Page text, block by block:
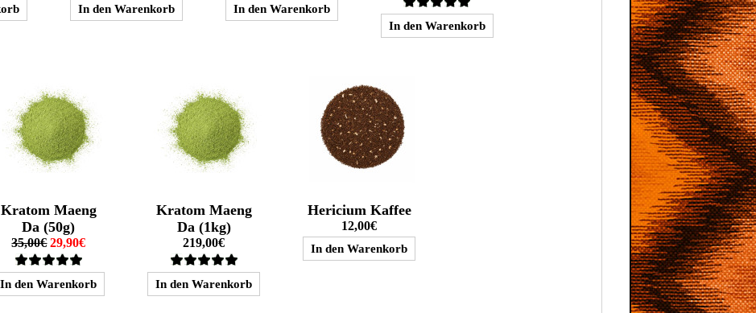
Kratom Maeng
Da (50g)
35,00€ 29,90€
Kratom Maeng
Da (1kg)
219,00€
Hericium Kaffee
12,00€